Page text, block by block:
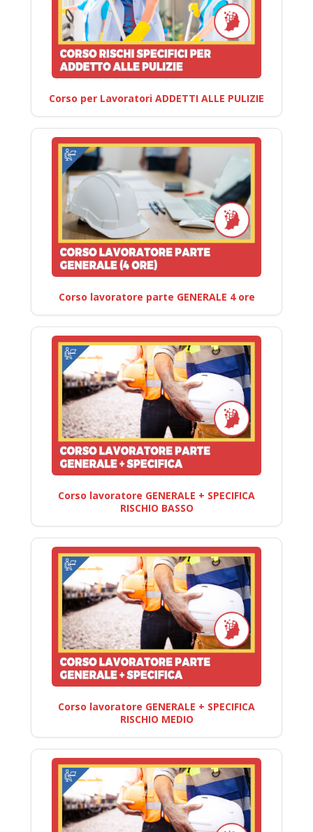
Corso per Lavoratori ADDETTI ALLE PULIZIE
Corso lavoratore parte GENERALE 4 ore
Corso lavoratore GENERALE + SPECIFICA
RISCHIO BASSO
Corso lavoratore GENERALE + SPECIFICA
RISCHIO MEDIO